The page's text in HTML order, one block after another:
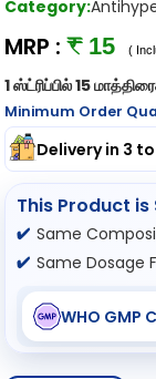
Category:
MRP :₹ 15(
1 ஸ்ட்ரிப்பில் 15
Minimum Order
Delivery in 3
This Product
Same
Same Dosage
WHO GMP